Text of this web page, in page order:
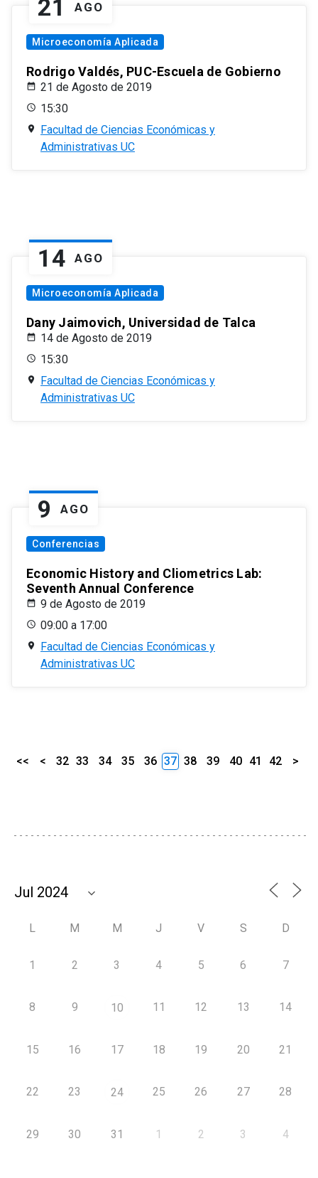
21 AGO
Microeconomía Aplicada
Rodrigo Valdés, PUC-Escuela de Gobierno
21 de Agosto de 2019
15:30
Facultad de Ciencias Económicas y
Administrativas UC
14 AGO
Microeconomía Aplicada
Dany Jaimovich, Universidad de Talca
14 de Agosto de 2019
15:30
Facultad de Ciencias Económicas y
Administrativas UC
9 AGO
Conferencias
Economic History and Cliometrics Lab:
Seventh Annual Conference
9 de Agosto de 2019
09:00 a 17:00
Facultad de Ciencias Económicas y
Administrativas UC
<< < 32 33 34 35 36 37 38 39 40 41 42 >
L M M J V S D
1 2 3 4 5 6 7
8 9 10 11 12 13 14
15 16 17 18 19 20 21
22 23 24 25 26 27 28
29 30 31 1 2 3 4